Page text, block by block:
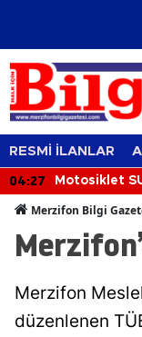
RESMİ İLANLAR
03:48 Tek Katlı
Merzifon Bilgi
Merzifon
düzenlenen